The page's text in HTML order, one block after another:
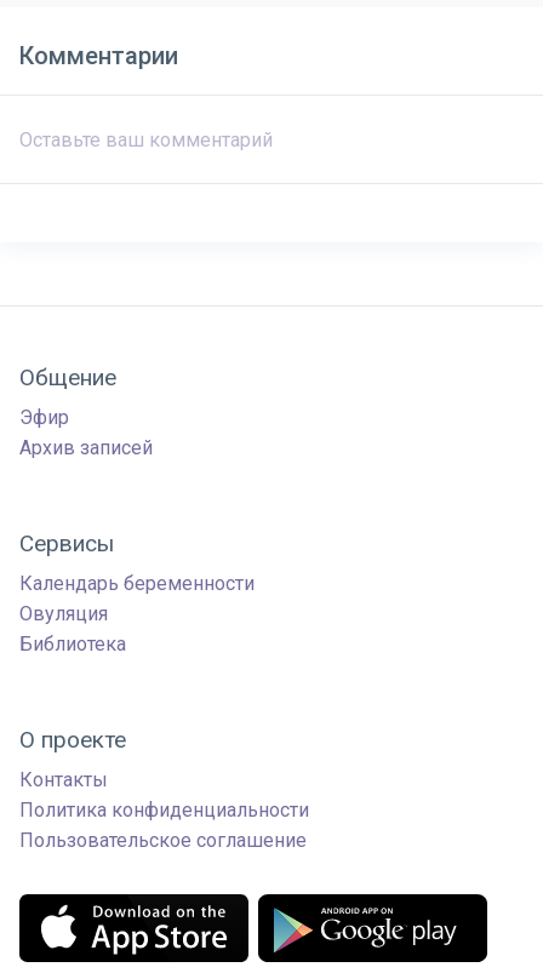
Комментарии
Общение
Эфир
Архив записей
Сервисы
Календарь беременности
Овуляция
Библиотека
О проекте
Контакты
Политика конфиденциальности
Пользовательское соглашение